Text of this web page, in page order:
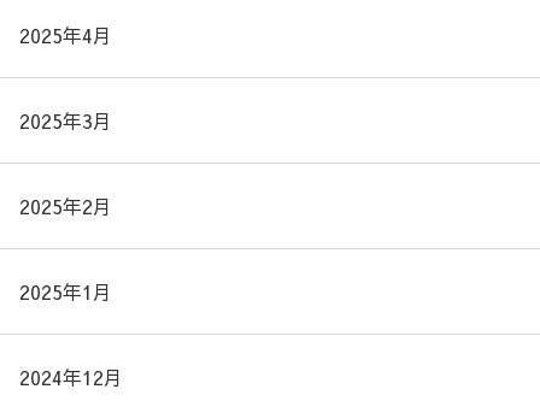
2025年4月
2025年3月
2025年2月
2025年1月
2024年12月